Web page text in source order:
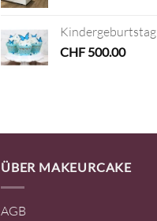
Kindergeburtstag
CHF500.00
ÜBER MAKEURCAKE
AGB